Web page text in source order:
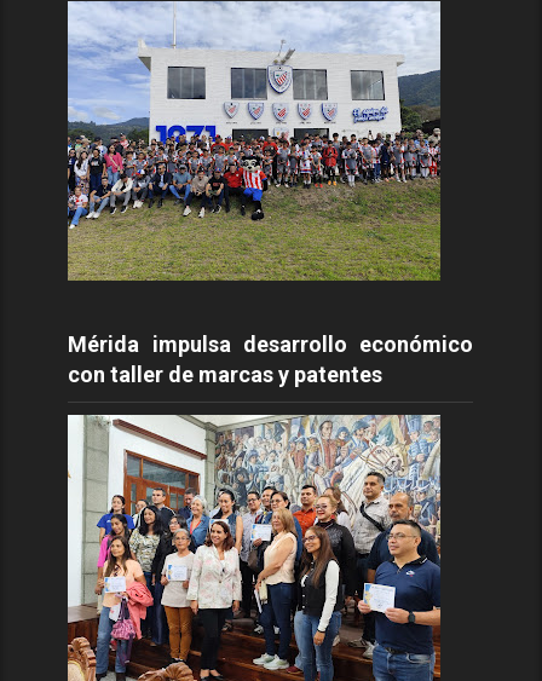
Mérida impulsa desarrollo económico
con taller de marcas y patentes